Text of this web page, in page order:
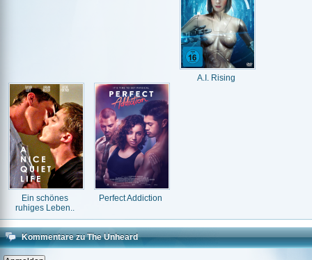
A.I. Rising
Ein schönes
ruhiges Leben..
Perfect Addiction
Kommentare zu The Unheard